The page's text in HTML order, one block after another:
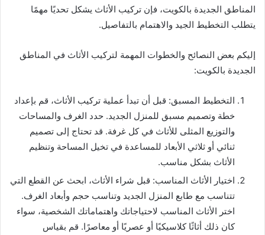
المناطق الجديدة بالكويت، فإن تركيب الأثاث يشكل تحديًا مهمًا
يتطلب التخطيط الجيد والاهتمام بالتفاصيل.
إليكم بعض النصائح والخطوات المهمة لتركيب الأثاث في المناطق
الجديدة بالكويت:
التخطيط المسبق: قبل أن تبدأ عملية تركيب الأثاث، قم بإعداد
خطة وتصميم مسبق للمنزل الجديد. حدد الغرف والمساحات
والتوزيع المثلى للأثاث في كل غرفة. قد تحتاج إلى تصميم
ثنائي أو ثلاثي الأبعاد للمساعدة في تخيل المساحة وتنظيم
الأثاث بشكل مناسب.
اختيار الأثاث المناسب: قبل شراء الأثاث، ابحث عن القطع التي
تتناسب مع طابع المنزل الجديد وتناسب حجم وأبعاد الغرف.
اختر الأثاث المناسب لاحتياجاتك واهتماماتك الشخصية، سواء
كان ذلك أثاثًا كلاسيكيًا أو عصريًا أو معاصرًا. قم بقياس